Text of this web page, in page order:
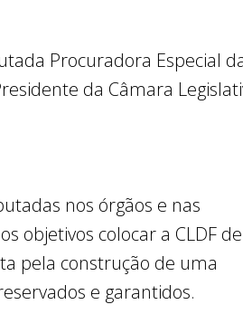
Procuradora Especial
da Câmara
nos órgãos e nas
objetivos colocar a CLDF de
pela construção de uma
e garantidos.